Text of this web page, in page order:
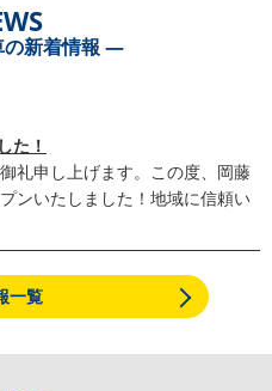
新着情報 ―
た！
礼申し上げます。この度、岡藤
ンいたしました！地域に信頼い
一覧